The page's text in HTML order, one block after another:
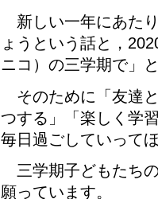
平成２８年度
避難訓練
新しい一年にあた
ょうという話と，
ニコ）の三学期で」
そのために「友達
つする」「楽しく学
毎日過ごしていって
三学期子どもたち
願っています。